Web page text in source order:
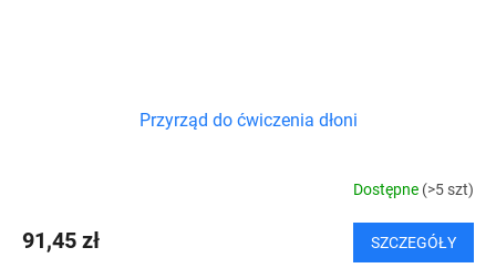
Przyrząd do ćwiczenia dłoni
Dostępne (>5 szt)
91,45 zł SZCZEGÓŁY